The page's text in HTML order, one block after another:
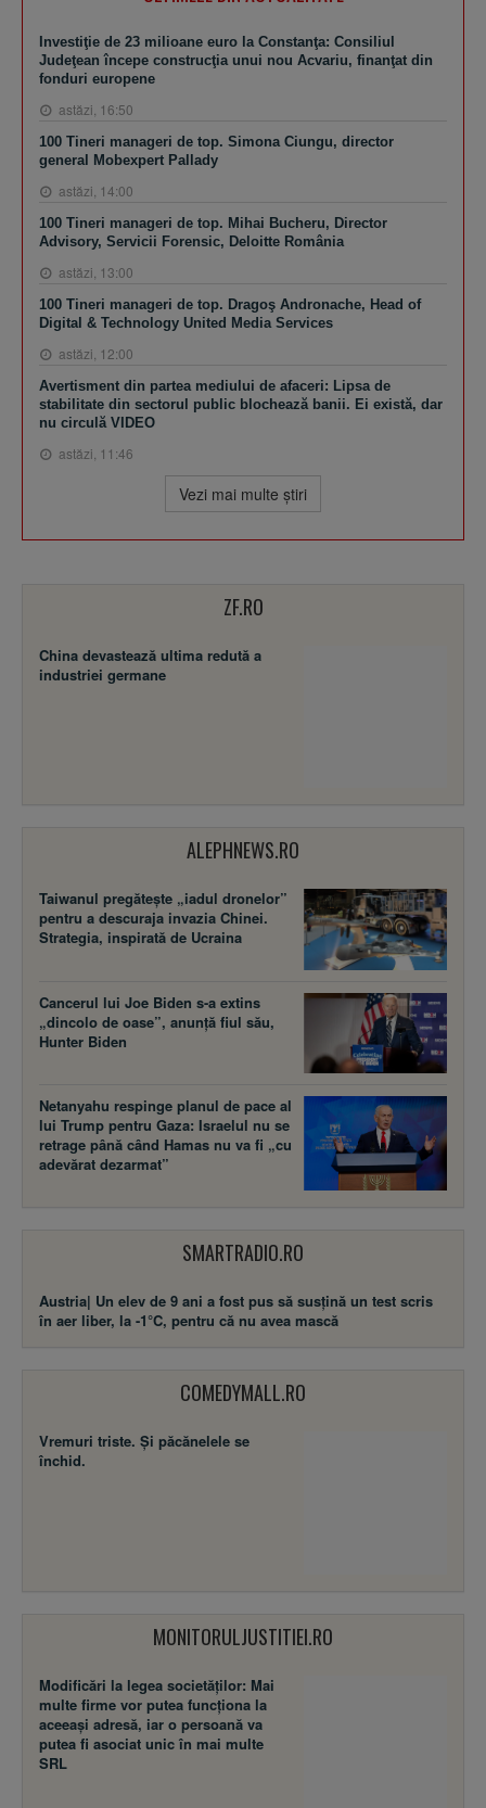
Investiţie de 23 milioane euro la Constanţa: Consiliul
Judeţean începe construcţia unui nou Acvariu, finanţat din
fonduri europene
astăzi, 16:50
100 Tineri manageri de top. Simona Ciungu, director
general Mobexpert Pallady
astăzi, 14:00
100 Tineri manageri de top. Mihai Bucheru, Director
Advisory, Servicii Forensic, Deloitte România
astăzi, 13:00
100 Tineri manageri de top. Dragoş Andronache, Head of
Digital & Technology United Media Services
astăzi, 12:00
Avertisment din partea mediului de afaceri: Lipsa de
stabilitate din sectorul public blochează banii. Ei există, dar
nu circulă VIDEO
astăzi, 11:46
Vezi mai multe ştiri
ZF.RO
China devastează ultima redută a
industriei germane
ALEPHNEWS.RO
Taiwanul pregătește „iadul dronelor”
pentru a descuraja invazia Chinei.
Strategia, inspirată de Ucraina
Cancerul lui Joe Biden s-a extins
„dincolo de oase”, anunță fiul său,
Hunter Biden
Netanyahu respinge planul de pace al
lui Trump pentru Gaza: Israelul nu se
retrage până când Hamas nu va fi „cu
adevărat dezarmat”
SMARTRADIO.RO
Austria| Un elev de 9 ani a fost pus să susţină un test scris
în aer liber, la -1°C, pentru că nu avea mască
COMEDYMALL.RO
Vremuri triste. Şi păcănelele se
închid.
MONITORULJUSTITIEI.RO
Modificări la legea societăţilor: Mai
multe firme vor putea funcţiona la
aceeaşi adresă, iar o persoană va
putea fi asociat unic în mai multe
SRL